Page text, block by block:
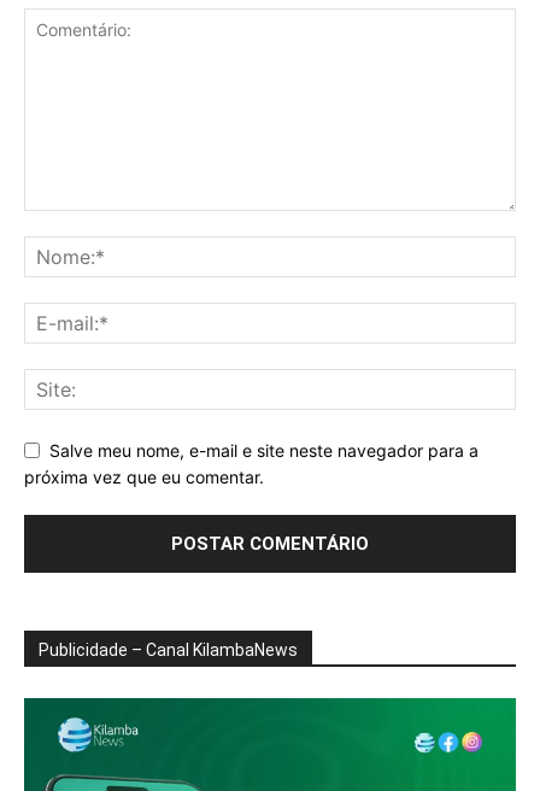
Salve meu nome, e-mail e site neste navegador para a
próxima vez que eu comentar.
Publicidade – Canal KilambaNews